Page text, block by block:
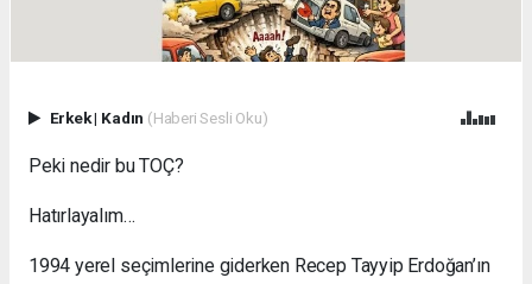
Erkek| Kadın (Haberi Sesli Oku)
Peki nedir bu TOÇ?
Hatırlayalım…
1994 yerel seçimlerine giderken Recep Tayyip Erdoğan’ın